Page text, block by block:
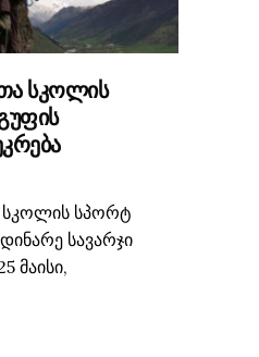
ᲡᲙᲝᲚᲘᲡ
სპორტ
სავარჯი
მაისი,